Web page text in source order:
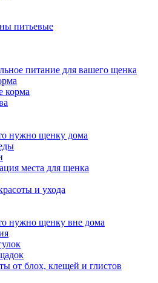
питьевые
питание для вашего щенка
корма
нужно щенку дома
места для щенка
и ухода
нужно щенку вне дома
от блох, клещей и глистов